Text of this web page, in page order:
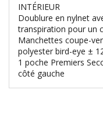
INTÉRIEUR
Doublure en nylnet
transpiration pour un
Manchettes coupe-
polyester bird-eye ±
1 poche Premiers
côté gauche